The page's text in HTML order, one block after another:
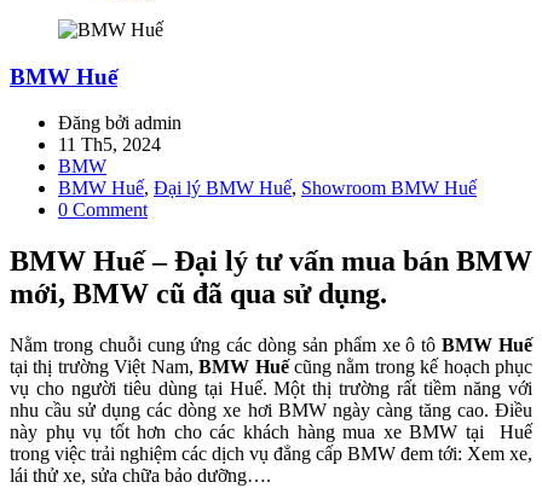
BMW Huế
Đăng bởi admin
11 Th5, 2024
BMW
BMW Huế, Đại lý BMW Huế, Showroom BMW Huế
0 Comment
BMW Huế – Đại lý tư vấn mua bán BMW
mới, BMW cũ đã qua sử dụng.
Nằm trong chuỗi cung ứng các dòng sản phẩm xe ô tôBMW Huế
tại thị trường Việt Nam,BMW Huếcũng nằm trong kế hoạch phục
vụ cho người tiêu dùng tại Huế. Một thị trường rất tiềm năng với
nhu cầu sử dụng các dòng xe hơi BMW ngày càng tăng cao. Điều
này phụ vụ tốt hơn cho các khách hàng mua xe BMW tại Huế
trong việc trải nghiệm các dịch vụ đẳng cấp BMW đem tới: Xem xe,
lái thử xe, sửa chữa bảo dưỡng….